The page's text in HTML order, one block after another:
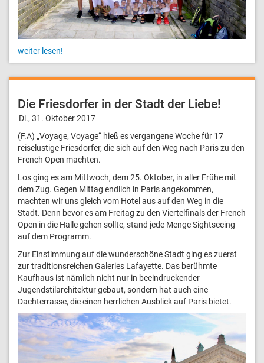
weiter lesen!
Die Friesdorfer in der Stadt der Liebe!
Di., 31. Oktober 2017
(F.A) „Voyage, Voyage“ hieß es vergangene Woche für 17
reiselustige Friesdorfer, die sich auf den Weg nach Paris zu den
French Open machten.
Los ging es am Mittwoch, dem 25. Oktober, in aller Frühe mit
dem Zug. Gegen Mittag endlich in Paris angekommen,
machten wir uns gleich vom Hotel aus auf den Weg in die
Stadt. Denn bevor es am Freitag zu den Viertelfinals der French
Open in die Halle gehen sollte, stand jede Menge Sightseeing
auf dem Programm.
Zur Einstimmung auf die wunderschöne Stadt ging es zuerst
zur traditionsreichen Galeries Lafayette. Das berühmte
Kaufhaus ist nämlich nicht nur in beeindruckender
Jugendstilarchitektur gebaut, sondern hat auch eine
Dachterrasse, die einen herrlichen Ausblick auf Paris bietet.